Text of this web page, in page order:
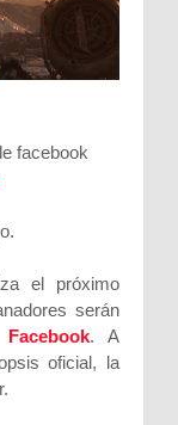
facebook
el próximo
serán
Facebook. A
oficial, la